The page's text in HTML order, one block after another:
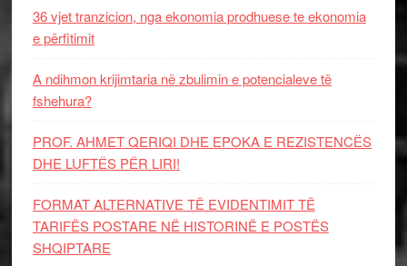
36 vjet tranzicion, nga ekonomia prodhuese te ekonomia
e përfitimit
A ndihmon krijimtaria në zbulimin e potencialeve të
fshehura?
PROF. AHMET QERIQI DHE EPOKA E REZISTENCЁS
DHE LUFTЁS PЁR LIRI!
FORMAT ALTERNATIVE TË EVIDENTIMIT TË
TARIFËS POSTARE NË HISTORINË E POSTËS
SHQIPTARE